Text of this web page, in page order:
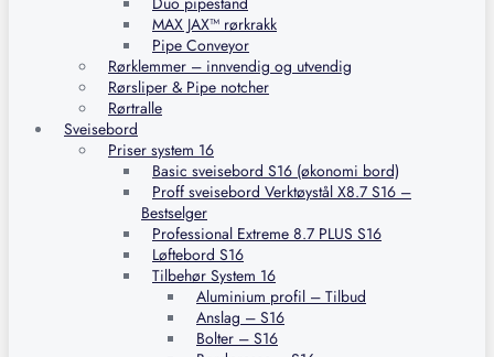
MAX JAX™ rørkrakk
Pipe Conveyor
Rørklemmer – innvendig og utvendig
Rørsliper & Pipe notcher
Rørtralle
Sveisebord
Priser system 16
Basic sveisebord S16 (økonomi bord)
Proff sveisebord Verktøystål X8.7 S16 –
Bestselger
Professional Extreme 8.7 PLUS S16
Løftebord S16
Tilbehør System 16
Aluminium profil – Tilbud
Anslag – S16
Bolter – S16